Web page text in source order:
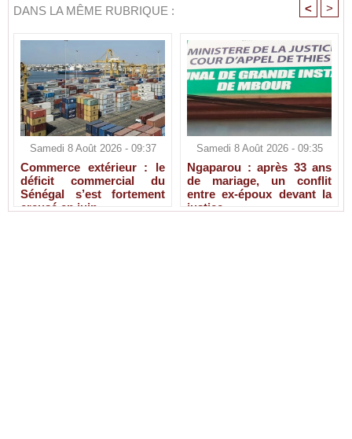
DANS LA MÊME RUBRIQUE : < >
Samedi 8 Août 2026 - 09:37
Commerce extérieur : le
déficit commercial du
Sénégal s’est fortement
creusé en juin
Samedi 8 Août 2026 - 09:35
Ngaparou : après 33 ans
de mariage, un conflit
entre ex-époux devant la
justice